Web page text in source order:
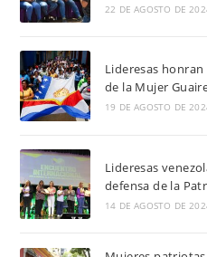
22 DE AGOSTO DE
Lideresas
de la Mujer
19 DE AGOSTO DE
Lideresas
defensa de la
14 DE AGOSTO DE